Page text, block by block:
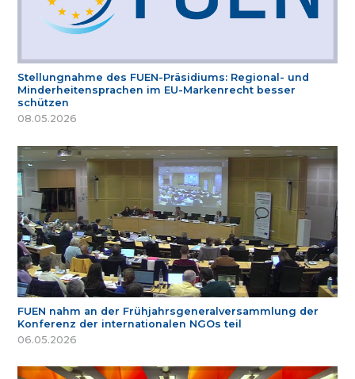
Stellungnahme des FUEN-Präsidiums: Regional- und
Minderheitensprachen im EU-Markenrecht besser
schützen
08.05.2026
FUEN nahm an der Frühjahrsgeneralversammlung der
Konferenz der internationalen NGOs teil
06.05.2026